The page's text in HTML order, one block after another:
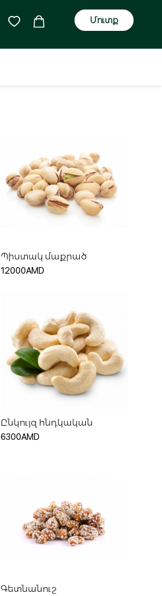
Մուտք
Պիստակ մաքրած
12000AMD
Ընկույզ հնդկական
6300AMD
Գետնանուշ
Ավելացնել զամբյուղ